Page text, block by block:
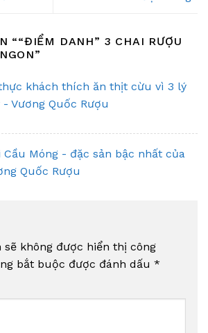
““ĐIỂM DANH” 3 CHAI RƯỢU
”
khách thích ăn thịt cừu vì 3 lý
Vương Quốc Rượu
Cầu Móng - đặc sản bậc nhất của
Quốc Rượu
sẽ không được hiển thị công
bắt buộc được đánh dấu *